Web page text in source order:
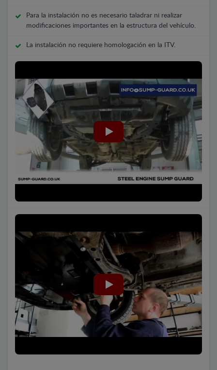
Para la instalación no es necesario taladrar ni realizar
modificaciones importantes en la estructura del vehículo.
La instalación no requiere homologación en la ITV.